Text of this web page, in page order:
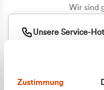
Zustimmung
Wir sind
Unsere Service-
+49 177 8376058